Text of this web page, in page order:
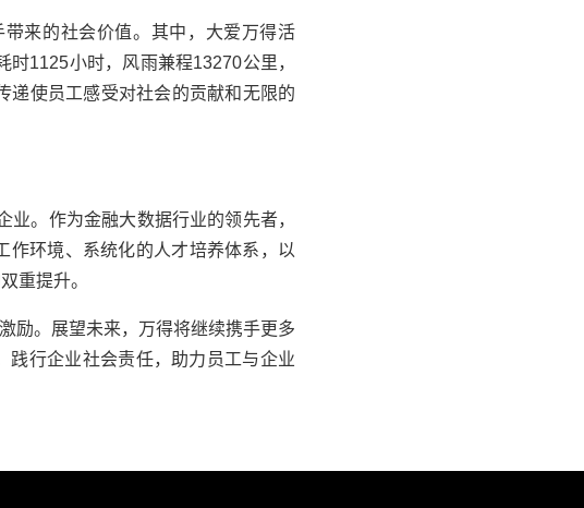
来的社会价值。其中，大爱万得活
1125小时，风雨兼程13270公里，
递使员工感受对社会的贡献和无限的
业。作为金融大数据行业的领先者，
作环境、系统化的人才培养体系，以
重提升。
励。展望未来， 万得将继续携手更多
践行企业社会责任，助力员工与企业